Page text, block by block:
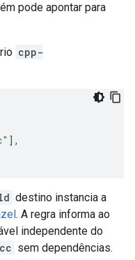
pode apontar para
cpp-
],
destino instancia a
. A regra informa ao
independente do
sem dependências.